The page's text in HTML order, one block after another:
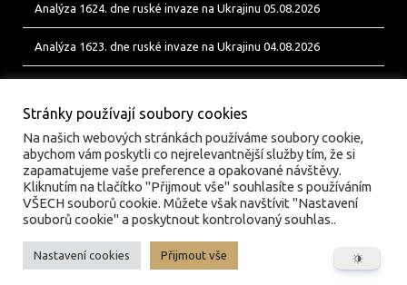
Analýza 1624. dne ruské invaze na Ukrajinu 05.08.2026
Analýza 1623. dne ruské invaze na Ukrajinu 04.08.2026
© valka.online | Vydavatel: Jan Tofl, Plzeň | ISSN 3029-
6420
Stránky používají soubory cookies
Na našich webových stránkách používáme soubory cookie,
abychom vám poskytli co nejrelevantnější služby tím, že si
zapamatujeme vaše preference a opakované návštěvy.
Kliknutím na tlačítko "Přijmout vše" souhlasíte s používáním
VŠECH souborů cookie. Můžete však navštívit "Nastavení
souborů cookie" a poskytnout kontrolovaný souhlas..
Nastavení cookies Přijmout vše